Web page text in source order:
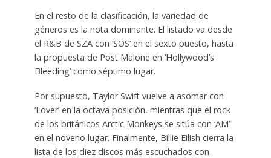
En el resto de la clasificación, la variedad de
géneros es la nota dominante. El listado va desde
el R&B de SZA con ‘SOS’ en el sexto puesto, hasta
la propuesta de Post Malone en ‘Hollywood’s
Bleeding’ como séptimo lugar.
Por supuesto, Taylor Swift vuelve a asomar con
‘Lover’ en la octava posición, mientras que el rock
de los británicos Arctic Monkeys se sitúa con ‘AM’
en el noveno lugar. Finalmente, Billie Eilish cierra la
lista de los diez discos más escuchados con